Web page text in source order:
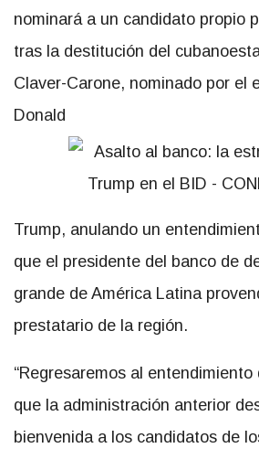
nominará a un candidato propio
tras la destitución del
Claver-Carone, nominado por el
Donald
Trump, anulando un
que el presidente del banco de
grande de América Latina
prestatario de la región.
“Regresaremos al
que la administración anterior
bienvenida a los candidatos de